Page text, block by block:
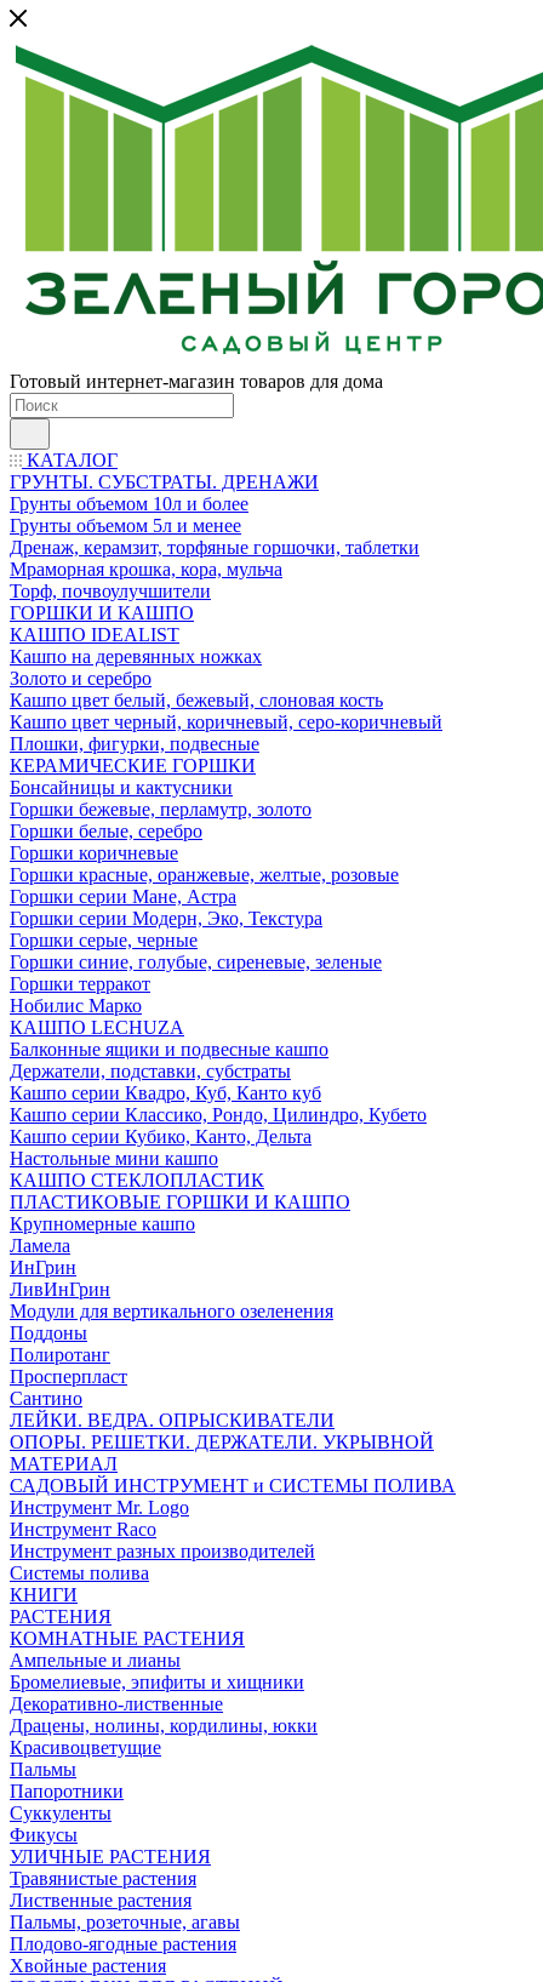
Готовый интернет-магазин товаров для дома
КАТАЛОГ
ГРУНТЫ. СУБСТРАТЫ. ДРЕНАЖИ
Грунты объемом 10л и более
Грунты объемом 5л и менее
Дренаж, керамзит, торфяные горшочки, таблетки
Мраморная крошка, кора, мульча
Торф, почвоулучшители
ГОРШКИ И КАШПО
КАШПО IDEALIST
Кашпо на деревянных ножках
Золото и серебро
Кашпо цвет белый, бежевый, слоновая кость
Кашпо цвет черный, коричневый, серо-коричневый
Плошки, фигурки, подвесные
КЕРАМИЧЕСКИЕ ГОРШКИ
Бонсайницы и кактусники
Горшки бежевые, перламутр, золото
Горшки белые, серебро
Горшки коричневые
Горшки красные, оранжевые, желтые, розовые
Горшки серии Мане, Астра
Горшки серии Модерн, Эко, Текстура
Горшки серые, черные
Горшки синие, голубые, сиреневые, зеленые
Горшки терракот
Нобилис Марко
КАШПО LECHUZA
Балконные ящики и подвесные кашпо
Держатели, подставки, субстраты
Кашпо серии Квадро, Куб, Канто куб
Кашпо серии Классико, Рондо, Цилиндро, Кубето
Кашпо серии Кубико, Канто, Дельта
Настольные мини кашпо
КАШПО СТЕКЛОПЛАСТИК
ПЛАСТИКОВЫЕ ГОРШКИ И КАШПО
Крупномерные кашпо
Ламела
ИнГрин
ЛивИнГрин
Модули для вертикального озеленения
Поддоны
Полиротанг
Просперпласт
Сантино
ЛЕЙКИ. ВЕДРА. ОПРЫСКИВАТЕЛИ
ОПОРЫ. РЕШЕТКИ. ДЕРЖАТЕЛИ. УКРЫВНОЙ
МАТЕРИАЛ
САДОВЫЙ ИНСТРУМЕНТ и СИСТЕМЫ ПОЛИВА
Инструмент Mr. Logo
Инструмент Raco
Инструмент разных производителей
Системы полива
КНИГИ
РАСТЕНИЯ
КОМНАТНЫЕ РАСТЕНИЯ
Ампельные и лианы
Бромелиевые, эпифиты и хищники
Декоративно-лиственные
Драцены, нолины, кордилины, юкки
Красивоцветущие
Пальмы
Папоротники
Суккуленты
Фикусы
УЛИЧНЫЕ РАСТЕНИЯ
Травянистые растения
Лиственные растения
Пальмы, розеточные, агавы
Плодово-ягодные растения
Хвойные растения